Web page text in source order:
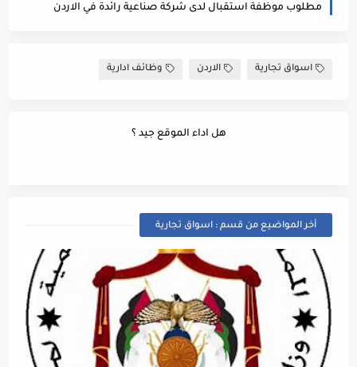
مطلوب موظفة استقبال لدى شركة صناعية رائدة في الاردن
اسواق تجارية الاردن وظائف ادارية
هل اداء الموقع جيد ؟
أخر المواضيع من قسم : اسواق تجارية